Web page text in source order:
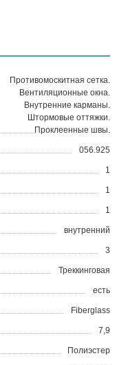
Противомоскитная сетка.
Вентиляционные окна.
Внутренние карманы.
Штормовые оттяжки.
Проклеенные швы.
056.925
1
1
1
внутренний
3
Треккинговая
есть
Fiberglass
7,9
Полиэстер